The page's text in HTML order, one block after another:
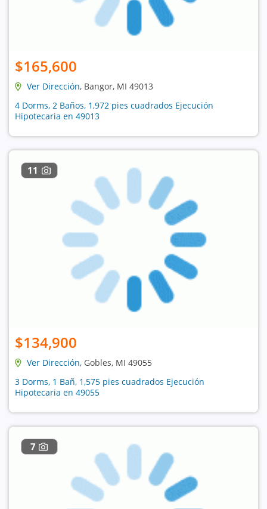
$165,600
Ver Dirección, Bangor, MI 49013
4 Dorms, 2 Baños, 1,972 pies cuadrados Ejecución
Hipotecaria en 49013
11
$134,900
Ver Dirección, Gobles, MI 49055
3 Dorms, 1 Bañ, 1,575 pies cuadrados Ejecución
Hipotecaria en 49055
7